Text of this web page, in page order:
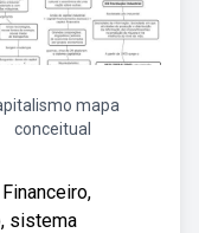
mapa
conceitual
sistema